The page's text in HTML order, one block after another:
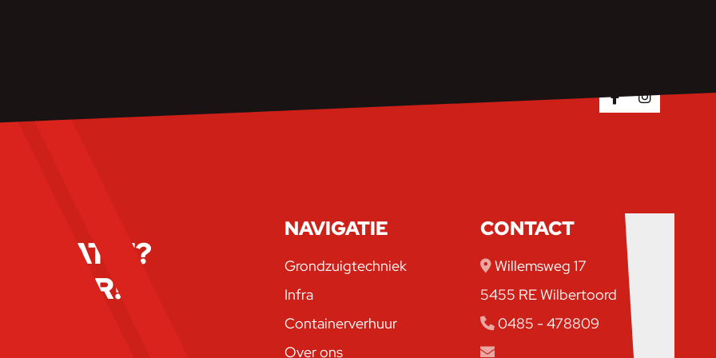
KLAAR!
NAVIGATIE
Grondzuigtechniek
Infra
Containerverhuur
Over ons
CONTACT
Willemsweg 17
5455 RE Wilbertoord
0485 - 478809